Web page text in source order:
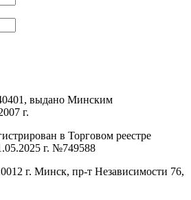
выдано Минским
г.
в Торговом реестре
г. №749588
г. Минск, пр-т Независимости 76,